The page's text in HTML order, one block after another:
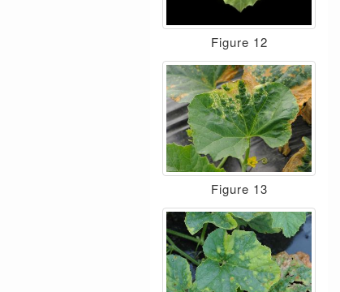
Figure 12
Figure 13